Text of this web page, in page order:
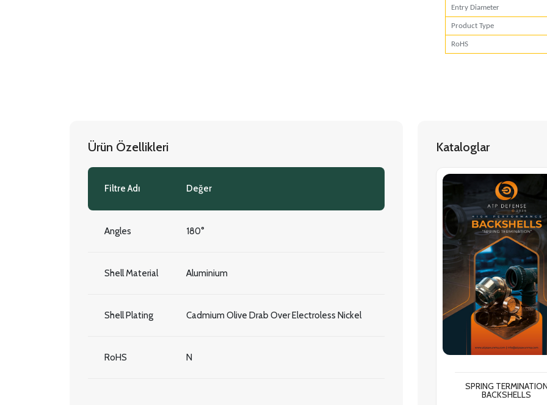
Entry Diameter
Product Type
RoHS
Ürün Özellikleri
Filtre Adı Değer
Angles 180°
Shell Material Aluminium
Shell Plating Cadmium Olive Drab Over Electroless Nickel
RoHS N
Kataloglar
SPRING
BACKSHELLS